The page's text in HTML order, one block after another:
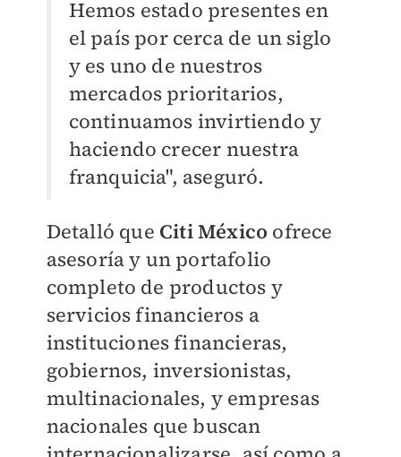
Hemos estado presentes en
el país por cerca de un siglo
y es uno de nuestros
mercados prioritarios,
continuamos invirtiendo y
haciendo crecer nuestra
franquicia", aseguró.
Detalló que Citi México ofrece
asesoría y un portafolio
completo de productos y
servicios financieros a
instituciones financieras,
gobiernos, inversionistas,
multinacionales, y empresas
nacionales que buscan